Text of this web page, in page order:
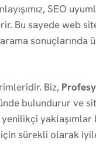
SEO
Bu sayede web
sonuçlarında
Biz,
bulundurur ve
sürekli olarak